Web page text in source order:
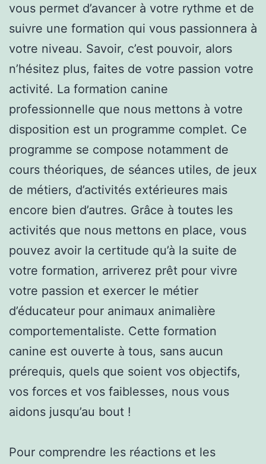
vous permet d’avancer à votre rythme et de
suivre une formation qui vous passionnera à
votre niveau. Savoir, c’est pouvoir, alors
n’hésitez plus, faites de votre passion votre
activité. La formation canine
professionnelle que nous mettons à votre
disposition est un programme complet. Ce
programme se compose notamment de
cours théoriques, de séances utiles, de jeux
de métiers, d’activités extérieures mais
encore bien d’autres. Grâce à toutes les
activités que nous mettons en place, vous
pouvez avoir la certitude qu’à la suite de
votre formation, arriverez prêt pour vivre
votre passion et exercer le métier
d’éducateur pour animaux animalière
comportementaliste. Cette formation
canine est ouverte à tous, sans aucun
prérequis, quels que soient vos objectifs,
vos forces et vos faiblesses, nous vous
aidons jusqu’au bout !
Pour comprendre les réactions et les